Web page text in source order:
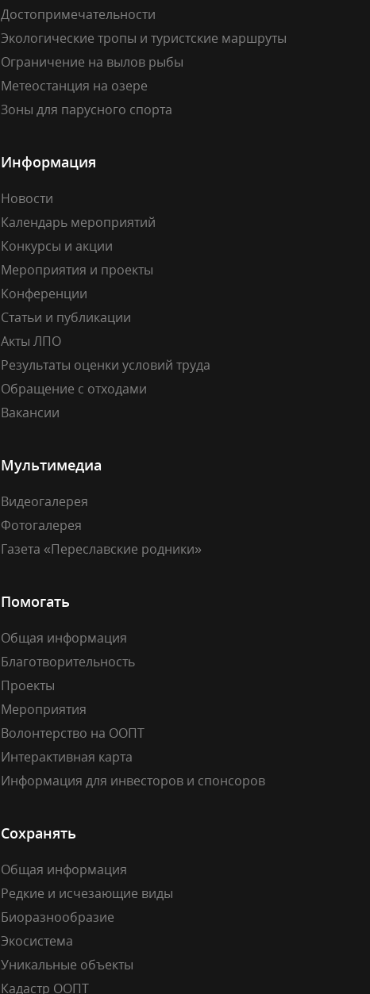
Достопримечательности
Экологические тропы и туристские маршруты
Ограничение на вылов рыбы
Метеостанция на озере
Зоны для парусного спорта
Информация
Новости
Календарь мероприятий
Конкурсы и акции
Мероприятия и проекты
Конференции
Статьи и публикации
Акты ЛПО
Результаты оценки условий труда
Обращение с отходами
Вакансии
Мультимедиа
Видеогалерея
Фотогалерея
Газета «Переславские родники»
Помогать
Общая информация
Благотворительность
Проекты
Мероприятия
Волонтерство на ООПТ
Интерактивная карта
Информация для инвесторов и спонсоров
Сохранять
Общая информация
Редкие и исчезающие виды
Биоразнообразие
Экосистема
Уникальные объекты
Кадастр ООПТ